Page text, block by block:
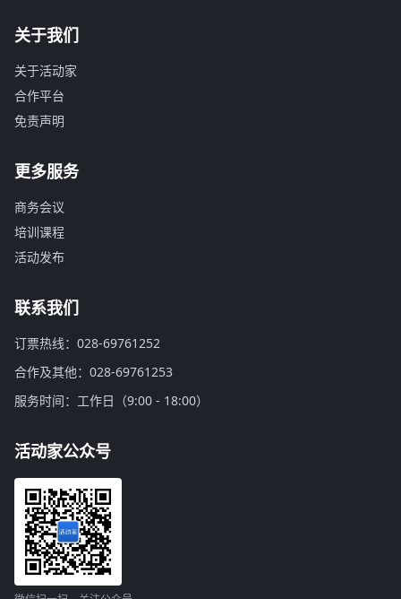
关于我们
关于活动家
合作平台
免责声明
更多服务
商务会议
培训课程
活动发布
联系我们
订票热线：028-69761252
合作及其他：028-69761253
服务时间：工作日（9:00 - 18:00）
活动家公众号